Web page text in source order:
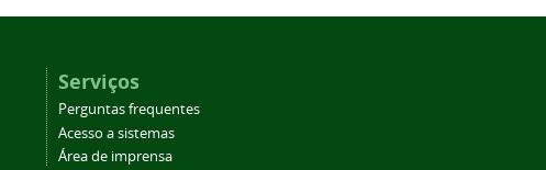
Serviços
Perguntas frequentes
Acesso a sistemas
Área de imprensa